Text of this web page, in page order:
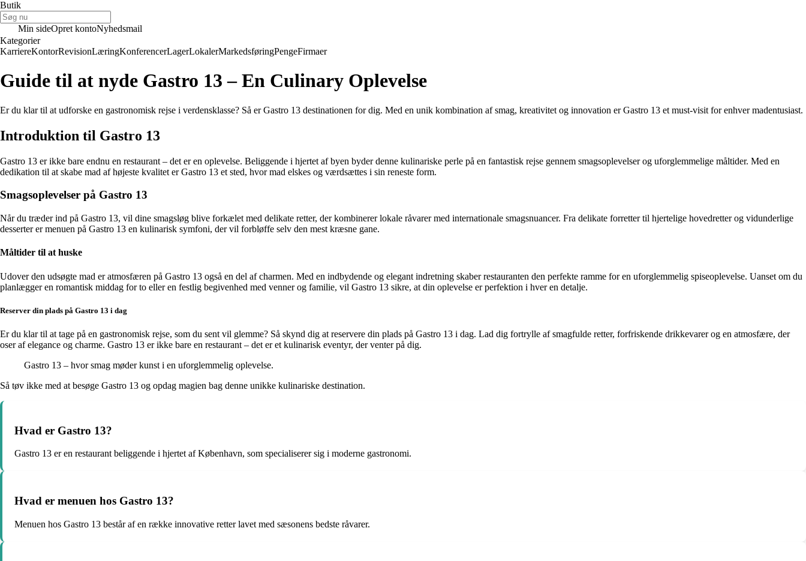
Butik
Min sideOpret kontoNyhedsmail
Kategorier
KarriereKontorRevisionLæringKonferencerLagerLokalerMarkedsføringPengeFirmaer
Guide til at nyde Gastro 13 – En Culinary Oplevelse
Er du klar til at udforske en gastronomisk rejse i verdensklasse? Så er Gastro 13 destinationen for dig. Med en unik kombination af smag, kreativitet og innovation er Gastro 13 et must-visit for enhver madentusiast.
Introduktion til Gastro 13
Gastro 13 er ikke bare endnu en restaurant – det er en oplevelse. Beliggende i hjertet af byen byder denne kulinariske perle på en fantastisk rejse gennem smagsoplevelser og uforglemmelige måltider. Med en
dedikation til at skabe mad af højeste kvalitet er Gastro 13 et sted, hvor mad elskes og værdsættes i sin reneste form.
Smagsoplevelser på Gastro 13
Når du træder ind på Gastro 13, vil dine smagsløg blive forkælet med delikate retter, der kombinerer lokale råvarer med internationale smagsnuancer. Fra delikate forretter til hjertelige hovedretter og vidunderlige
desserter er menuen på Gastro 13 en kulinarisk symfoni, der vil forbløffe selv den mest kræsne gane.
Måltider til at huske
Udover den udsøgte mad er atmosfæren på Gastro 13 også en del af charmen. Med en indbydende og elegant indretning skaber restauranten den perfekte ramme for en uforglemmelig spiseoplevelse. Uanset om du
planlægger en romantisk middag for to eller en festlig begivenhed med venner og familie, vil Gastro 13 sikre, at din oplevelse er perfektion i hver en detalje.
Reserver din plads på Gastro 13 i dag
Er du klar til at tage på en gastronomisk rejse, som du sent vil glemme? Så skynd dig at reservere din plads på Gastro 13 i dag. Lad dig fortrylle af smagfulde retter, forfriskende drikkevarer og en atmosfære, der
oser af elegance og charme. Gastro 13 er ikke bare en restaurant – det er et kulinarisk eventyr, der venter på dig.
Gastro 13 – hvor smag møder kunst i en uforglemmelig oplevelse.
Så tøv ikke med at besøge Gastro 13 og opdag magien bag denne unikke kulinariske destination.
Hvad er Gastro 13?
Gastro 13 er en restaurant beliggende i hjertet af København, som specialiserer sig i moderne gastronomi.
Hvad er menuen hos Gastro 13?
Menuen hos Gastro 13 består af en række innovative retter lavet med sæsonens bedste råvarer.